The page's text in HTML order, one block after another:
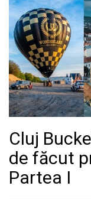
Cluj
de făcut
Partea I